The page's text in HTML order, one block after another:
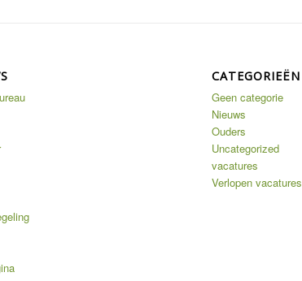
CATEGORIEËN
Geen categorie
Nieuws
Ouders
Uncategorized
vacatures
Verlopen vacatures